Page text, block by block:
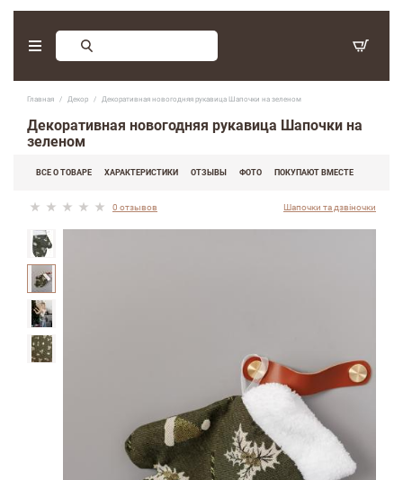
Главная Декор Декоративная новогодняя рукавица Шапочки на зеленом
Декоративная новогодняя рукавица Шапочки на
зеленом
ВСЕ О ТОВАРЕ ХАРАКТЕРИСТИКИ ОТЗЫВЫ ФОТО ПОКУПАЮТ ВМЕСТЕ
0 отзывов Шапочки та дзвіночки
Заказ обратного звонка
(097) 416-90-33